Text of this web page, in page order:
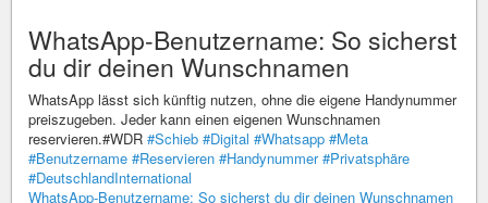
WhatsApp-Benutzername: So sicherst
du dir deinen Wunschnamen
WhatsApp lässt sich künftig nutzen, ohne die eigene Handynummer
preiszugeben. Jeder kann einen eigenen Wunschnamen
reservieren.#WDR #Schieb #Digital #Whatsapp #Meta
#Benutzername #Reservieren #Handynummer #Privatsphäre
#DeutschlandInternational
WhatsApp-Benutzername: So sicherst du dir deinen Wunschnamen